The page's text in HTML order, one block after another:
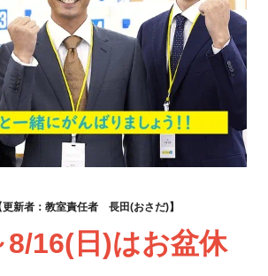
新者：教室責任者 長田(おさだ)】
8/16(日)はお盆休